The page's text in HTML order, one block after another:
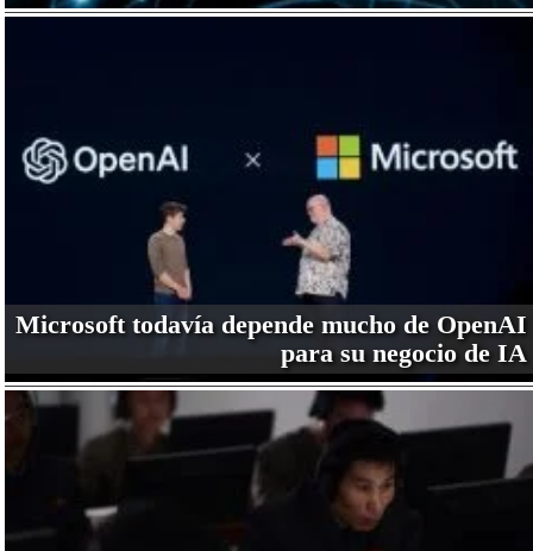
Microsoft todavía depende mucho de OpenAI
para su negocio de IA